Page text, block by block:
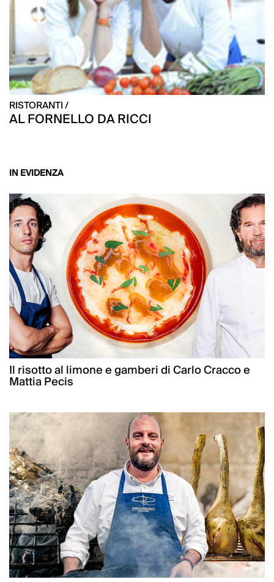
RISTORANTI /
AL FORNELLO DA RICCI
IN EVIDENZA
Il risotto al limone e gamberi di Carlo Cracco e
Mattia Pecis